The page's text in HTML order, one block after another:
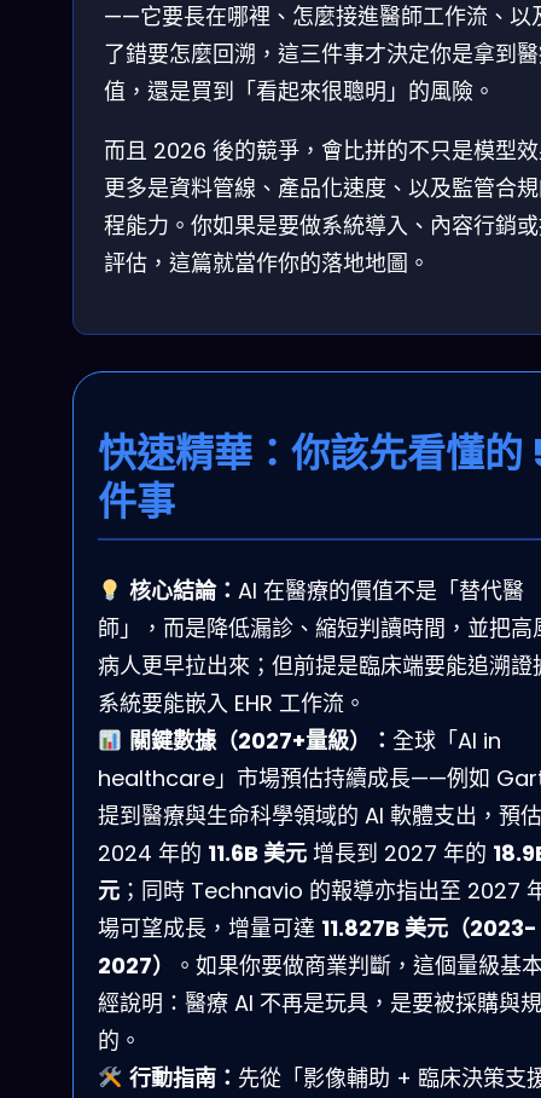
——它要長在哪裡、怎麼接進醫師工作流、以
了錯要怎麼回溯，這三件事才決定你是拿到
值，還是買到「看起來很聰明」的風險。
而且 2026 後的競爭，會比拼的不只是模型
更多是資料管線、產品化速度、以及監管合
程能力。你如果是要做系統導入、內容行銷
評估，這篇就當作你的落地地圖。
快速精華：你該先看懂的
件事
核心結論： AI 在醫療的價值不是「替代醫
師」，而是降低漏診、縮短判讀時間，並把高
病人更早拉出來；但前提是臨床端要能追溯證
系統要能嵌入 EHR 工作流。
關鍵數據（2027+量級）： 全球「AI in
healthcare」市場預估持續成長——例如
提到醫療與生命科學領域的 AI 軟體支出，預
2024 年的 11.6B 美元 增長到 2027 年的
元 ；同時 Technavio 的報導亦指出至 2027
場可望成長，增量可達 11.827B 美元（2023-
2027）
。如果你要做商業判斷，這個量級基
經說明：醫療 AI 不再是玩具，是要被採購與
的。
行動指南： 先從「影像輔助 + 臨床決策支